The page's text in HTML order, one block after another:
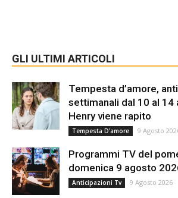
GLI ULTIMI ARTICOLI
Tempesta d’amore,
settimanali dal 10 al 14
Henry viene rapito
Tempesta D'amore 9 Agosto
Programmi TV del
domenica 9 agosto
Anticipazioni Tv 9 Agosto 2026